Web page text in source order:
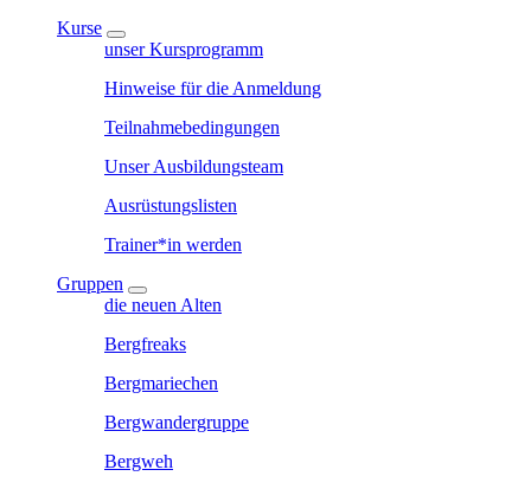
Kurse
unser Kursprogramm
Hinweise für die Anmeldung
Teilnahmebedingungen
Unser Ausbildungsteam
Ausrüstungslisten
Trainer*in werden
Gruppen
die neuen Alten
Bergfreaks
Bergmariechen
Bergwandergruppe
Bergweh